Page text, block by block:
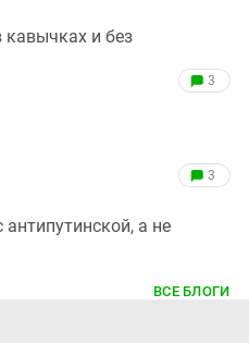
кавычках и без
3
3
а не
ВСЕ БЛОГИ